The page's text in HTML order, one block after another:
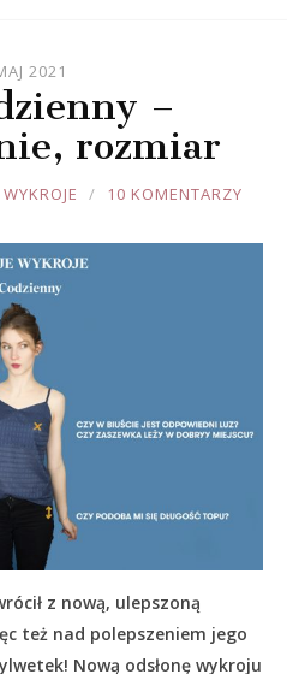
2021
–
rozmiar
WYKROJE 10 KOMENTARZY
z nową, ulepszoną
też nad polepszeniem jego
Nową odsłonę wykroju